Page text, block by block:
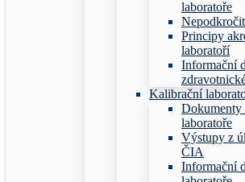
laboratoře
Principy
laboratoří
Informační
Kalibrační
Dokumenty
laboratoře
Výstupy z
ČIA
Informační